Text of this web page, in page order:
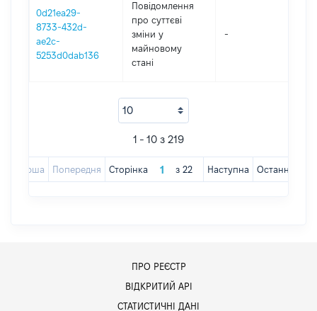
0d21ea29-
8733-432d-
ae2c-
5253d0dab136
Повідомлення
про суттєві
зміни y
майновому
стані
-
1 - 10 з 219
Перша Попередня Сторінка з 22 Наступна Остання
ПРО РЕЄСТР
ВІДКРИТИЙ АРІ
СТАТИСТИЧНІ ДАНІ